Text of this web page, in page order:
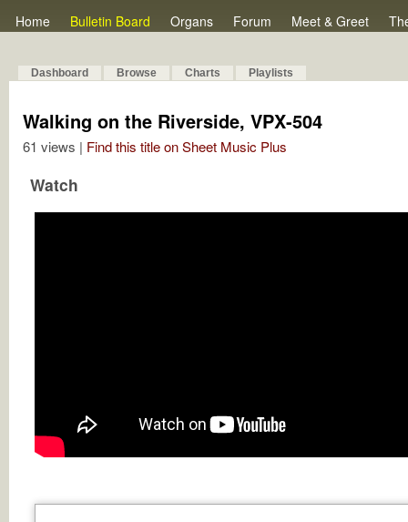
Home Bulletin Board Organs Forum Meet & Greet
Dashboard Browse Charts Playlists
Walking on the Riverside, VPX-504
61 views | Find this title on Sheet Music Plus
Watch